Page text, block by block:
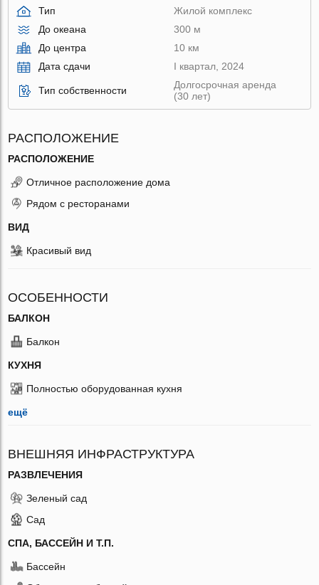
Тип
Жилой комплекс
До океана
300 м
До центра
10 км
Дата сдачи
I квартал, 2024
Тип собственности
Долгосрочная аренда
(30 лет)
РАСПОЛОЖЕНИЕ
РАСПОЛОЖЕНИЕ
Отличное расположение дома
Рядом с ресторанами
ВИД
Красивый вид
ОСОБЕННОСТИ
БАЛКОН
Балкон
КУХНЯ
Полностью оборудованная кухня
ещё
ВНЕШНЯЯ ИНФРАСТРУКТУРА
РАЗВЛЕЧЕНИЯ
Зеленый сад
Сад
СПА, БАССЕЙН И Т.П.
Бассейн